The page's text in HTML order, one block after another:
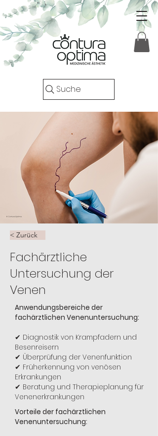
Suche
< Zurück
Fachärztliche
Untersuchung der
Venen
Anwendungsbereiche der
fachärztlichen Venenuntersuchung:
✔ Diagnostik von Krampfadern und
Besenreisern
✔ Überprüfung der Venenfunktion
✔ Früherkennung von venösen
Erkrankungen
✔ Beratung und Therapieplanung für
Venenerkrankungen
Vorteile der fachärztlichen
Venenuntersuchung: